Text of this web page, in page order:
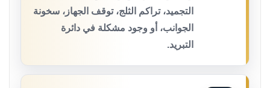
التجميد، تراكم الثلج، توقف الجهاز، سخونة
الجوانب، أو وجود مشكلة في دائرة
التبريد.